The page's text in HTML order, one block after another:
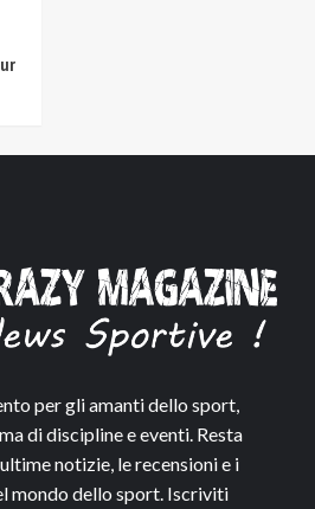
per gli amanti dello sport,
di discipline e eventi. Resta
notizie, le recensioni e i
mondo dello sport. Iscriviti